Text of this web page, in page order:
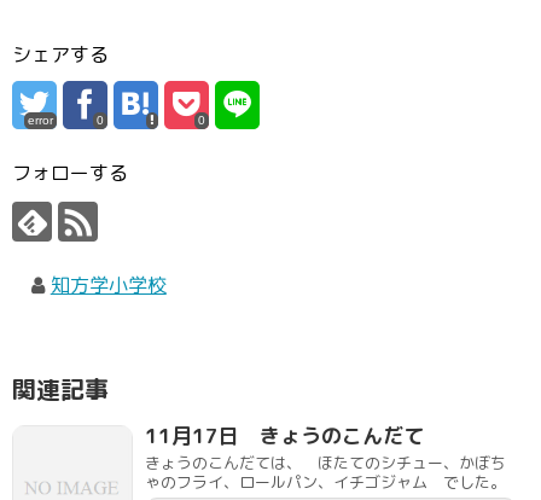
シェアする
error 0 0
フォローする
知方学小学校
関連記事
11月17日 きょうのこんだて
きょうのこんだては、 ほたてのシチュー、かぼち
ゃのフライ、ロールパン、イチゴジャム でした。